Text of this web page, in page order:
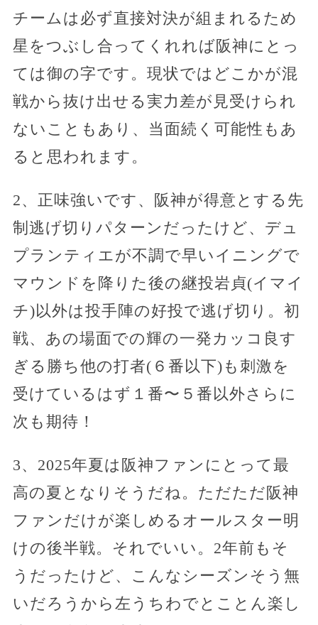
チームは必ず直接対決が組まれるため
星をつぶし合ってくれれば阪神にとっ
ては御の字です。現状ではどこかが混
戦から抜け出せる実力差が見受けられ
ないこともあり、当面続く可能性もあ
ると思われます。
2、正味強いです、阪神が得意とする先
制逃げ切りパターンだったけど、デュ
プランティエが不調で早いイニングで
マウンドを降りた後の継投岩貞(イマイ
チ)以外は投手陣の好投で逃げ切り。初
戦、あの場面での輝の一発カッコ良す
ぎる勝ち他の打者(６番以下)も刺激を
受けているはず１番〜５番以外さらに
次も期待！
3、2025年夏は阪神ファンにとって最
高の夏となりそうだね。ただただ阪神
ファンだけが楽しめるオールスター明
けの後半戦。それでいい。2年前もそ
うだったけど、こんなシーズンそう無
いだろうから左うちわでとことん楽し